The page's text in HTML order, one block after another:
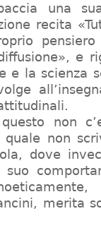
una
recita
e
e la scienza
non
non
dove
suo
merita